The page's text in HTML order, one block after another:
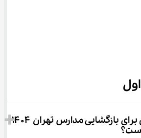
چه اقداماتی برای بازگشایی مدارس تهران ۱۴۰۴